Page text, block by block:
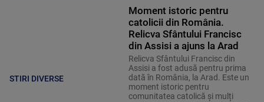
STIRI DIVERSE
Moment istoric pentru
catolicii din România.
Relicva Sfântului Francisc
din Assisi a ajuns la Arad
Relicva Sfântului Francisc din
Assisi a fost adusă pentru prima
dată în România, la Arad. Este un
moment istoric pentru
comunitatea catolică și mulți